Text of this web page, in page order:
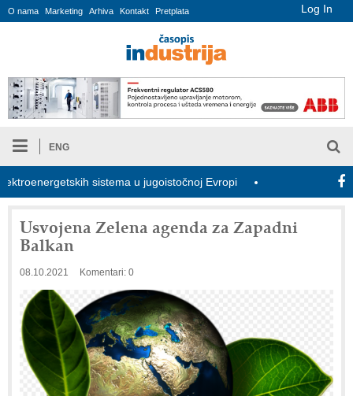
Log In
O nama Marketing Arhiva Kontakt Pretplata
ENG
sistema u jugoistočnoj Evropi COMBYPACK
Usvojena Zelena agenda za Zapadni
Balkan
08.10.2021 Komentari: 0